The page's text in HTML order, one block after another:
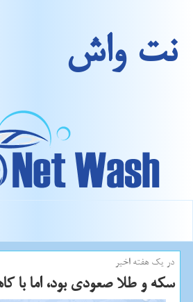
نت واش
در یك هفته اخیر
سكه و طلا صعودی بود، اما با